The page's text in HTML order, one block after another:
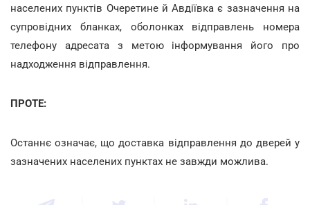
населених пунктів Очеретине й Авдіївка є зазначення на
супровідних бланках, оболонках відправлень номера
телефону адресата з метою інформування його про
надходження відправлення.
ПРОТЕ:
Останнє означає, що доставка відправлення до дверей у
зазначених населених пунктах не завжди можлива.